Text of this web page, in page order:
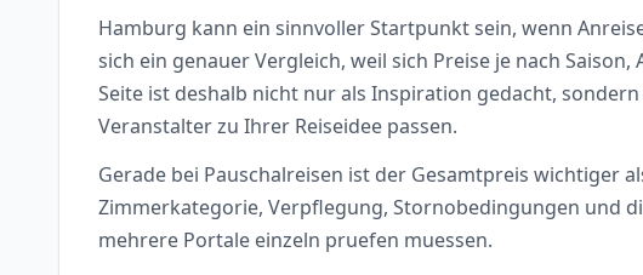
Hamburg kann ein sinnvoller Startpunkt sein, wenn
sich ein genauer Vergleich, weil sich Preise je nach
Seite ist deshalb nicht nur als Inspiration gedacht,
Veranstalter zu Ihrer Reiseidee passen.
Gerade bei Pauschalreisen ist der Gesamtpreis wichtiger
Zimmerkategorie, Verpflegung, Stornobedingungen und
mehrere Portale einzeln pruefen muessen.